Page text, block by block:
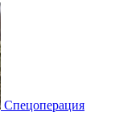
Спецоперация